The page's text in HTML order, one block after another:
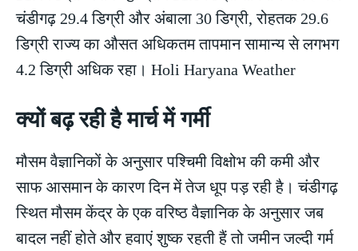
चंडीगढ़ 29.4 डिग्री और अंबाला 30 डिग्री, रोहतक 29.6
डिग्री राज्य का औसत अधिकतम तापमान सामान्य से लगभग
4.2 डिग्री अधिक रहा। Holi Haryana Weather
क्यों बढ़ रही है मार्च में गर्मी
मौसम वैज्ञानिकों के अनुसार पश्चिमी विक्षोभ की कमी और
साफ आसमान के कारण दिन में तेज धूप पड़ रही है। चंडीगढ़
स्थित मौसम केंद्र के एक वरिष्ठ वैज्ञानिक के अनुसार जब
बादल नहीं होते और हवाएं शुष्क रहती हैं तो जमीन जल्दी गर्म